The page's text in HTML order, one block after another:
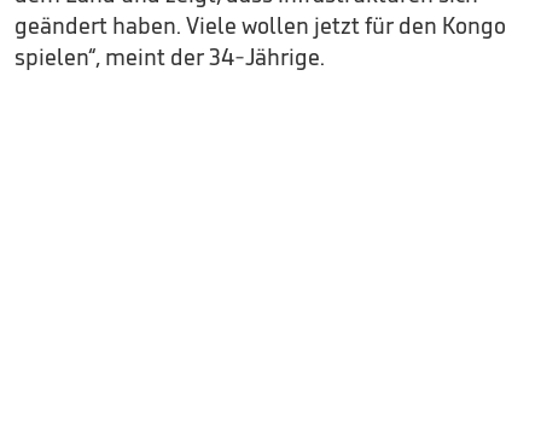
geändert haben. Viele wollen jetzt für den Kongo
spielen“, meint der 34-Jährige.